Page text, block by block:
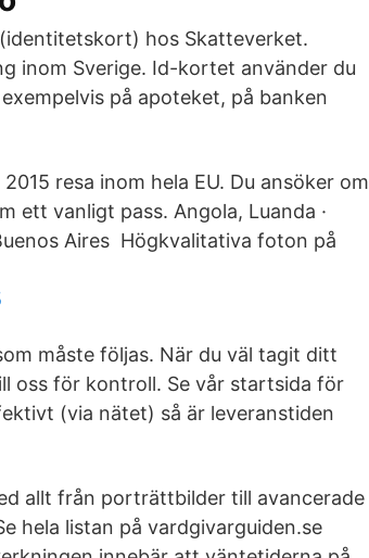
hos Skatteverket.
inom Sverige. Id-kortet använder du
på apoteket, på banken
resa inom hela EU. Du ansöker om
ett vanligt pass. Angola, Luanda ·
Aires Högkvalitativa foton på
måste följas. När du väl tagit ditt
oss för kontroll. Se vår startsida för
(via nätet) så är leveranstiden
allt från porträttbilder till avancerade
hela listan på vardgivarguiden.se